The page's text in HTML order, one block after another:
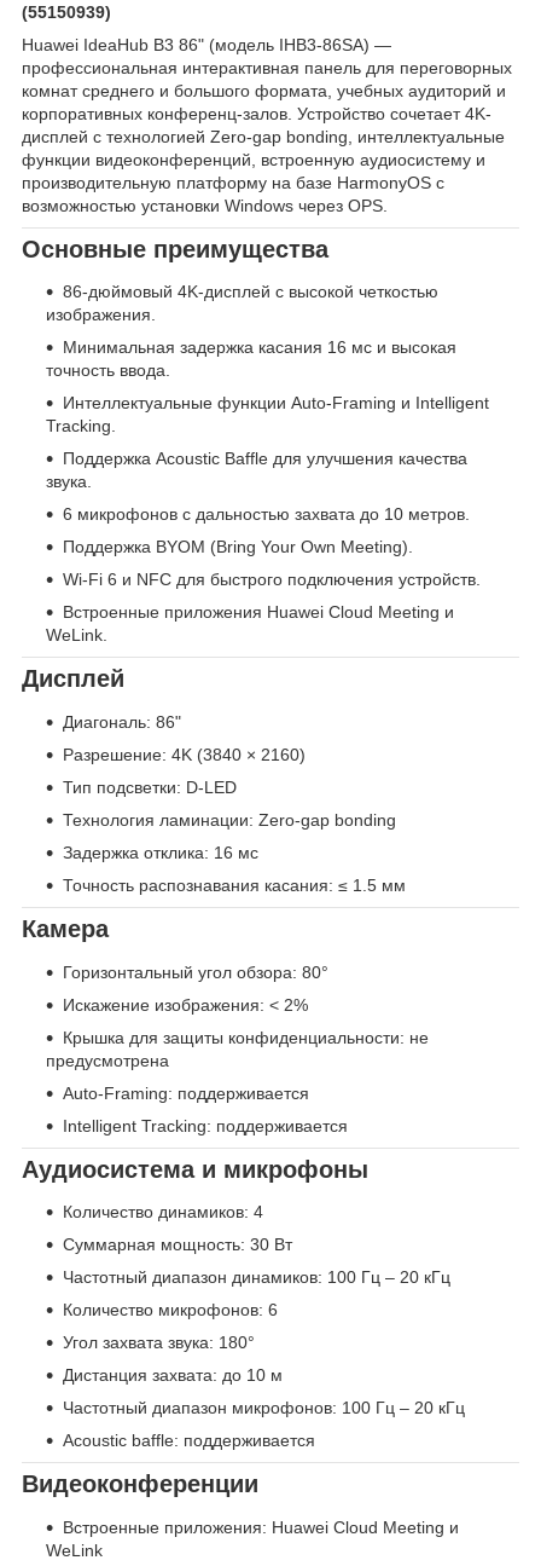
(55150939)
Huawei IdeaHub B3 86" (модель IHB3-86SA) —
профессиональная интерактивная панель для переговорных
комнат среднего и большого формата, учебных аудиторий и
корпоративных конференц-залов. Устройство сочетает 4K-
дисплей с технологией Zero-gap bonding, интеллектуальные
функции видеоконференций, встроенную аудиосистему и
производительную платформу на базе HarmonyOS с
возможностью установки Windows через OPS.
Основные преимущества
86-дюймовый 4K-дисплей с высокой четкостью
изображения.
Минимальная задержка касания 16 мс и высокая
точность ввода.
Интеллектуальные функции Auto-Framing и Intelligent
Tracking.
Поддержка Acoustic Baffle для улучшения качества
звука.
6 микрофонов с дальностью захвата до 10 метров.
Поддержка BYOM (Bring Your Own Meeting).
Wi-Fi 6 и NFC для быстрого подключения устройств.
Встроенные приложения Huawei Cloud Meeting и
WeLink.
Дисплей
Диагональ: 86"
Разрешение: 4K (3840 × 2160)
Тип подсветки: D-LED
Технология ламинации: Zero-gap bonding
Задержка отклика: 16 мс
Точность распознавания касания: ≤ 1.5 мм
Камера
Горизонтальный угол обзора: 80°
Искажение изображения: < 2%
Крышка для защиты конфиденциальности: не
предусмотрена
Auto-Framing: поддерживается
Intelligent Tracking: поддерживается
Аудиосистема и микрофоны
Количество динамиков: 4
Суммарная мощность: 30 Вт
Частотный диапазон динамиков: 100 Гц – 20 кГц
Количество микрофонов: 6
Угол захвата звука: 180°
Дистанция захвата: до 10 м
Частотный диапазон микрофонов: 100 Гц – 20 кГц
Acoustic baffle: поддерживается
Видеоконференции
Встроенные приложения: Huawei Cloud Meeting и
WeLink